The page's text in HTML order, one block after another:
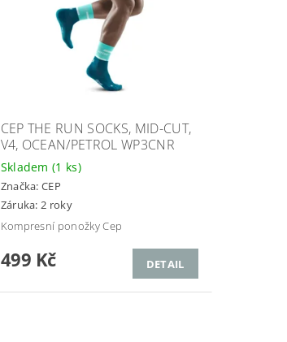
CEP THE RUN SOCKS, MID-CUT,
V4, OCEAN/PETROL WP3CNR
Skladem(1 ks)
Značka:CEP
Záruka: 2 roky
Kompresní ponožky Cep
499 Kč DETAIL